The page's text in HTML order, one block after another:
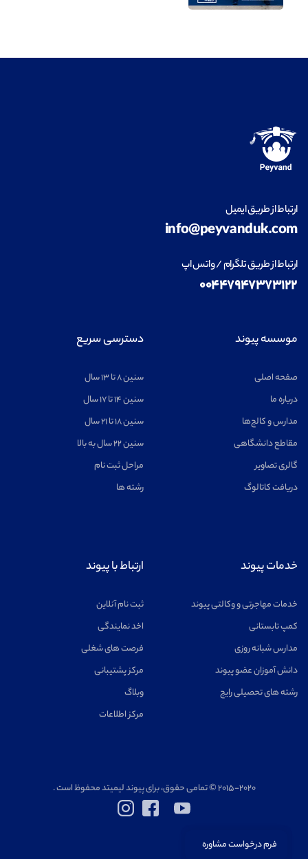
ارتباط از طریق ایمیل
info@peyvanduk.com
ارتباط از طریق تلگرام / واتس اپ
۰۰۴۴۷۹۴۷۳۷۳۱۲۲
موسسه پیوند
صفحه اصلی
درباره ما
مدارس و کالج‌ها
مقاطع دانشگاهی
گالری تصاویر
دریافت کاتالوگ
دسترسی سریع
سنین ۸ تا ۱۳ سال
سنین ۱۴ تا ۱۷ سال
سنین ۱۸ تا ۲۱ سال
سنین ۲۲ سال به بالا
مراحل ثبت نام
رشته ها
خدمات پیوند
خدمات مهاجرتی و وکالتی پیوند
کمپ تابستانی
مدارس شبانه روزی
دانش آموزان عضو پیوند
رشته های تحصیلی رایج
ارتباط با پیوند
ثبت نام آنلاین
اخد نمایندگی
فرصت های شغلی
مرکز پشتیبانی
وبلاگ
مرکز اطلاعات
۲۰۱۵-۲۰۲۰ © تمامی حقوق، برای پیوند لیمیتد محفوظ است .
فرم درخواست مشاوره